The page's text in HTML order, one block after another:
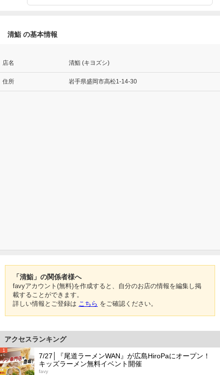
清鮨 の基本情報
店名 清鮨 (キヨズシ)
住所 岩手県盛岡市高松1-14-30
「清鮨」の関係者様へ
favyアカウント(無料)を作成すると、自分のお店の情報を編集し掲
載することができます。
詳しい情報とご登録は こちら をご確認ください。
アクセスランキング
1
7/27│『尾道ラーメンWAN』が広島HiroPaにオープン！
キッズラーメン無料イベント開催
favy